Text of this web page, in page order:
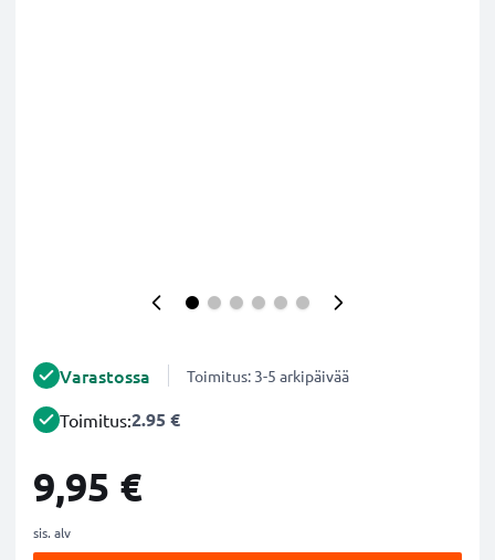
Varastossa Toimitus: 3-5 arkipäivää
Toimitus:2.95 €
9,95 €
sis. alv